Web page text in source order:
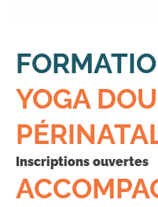
YOGA
Inscriptions ouvertes